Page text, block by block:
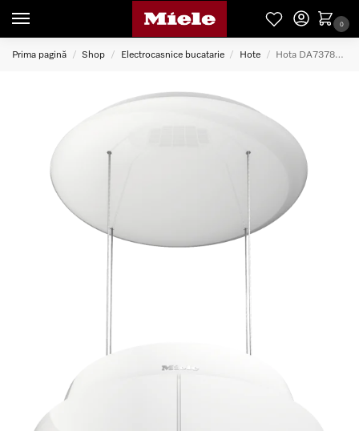
0
Prima pagină / Shop / Electrocasnice bucatarie / Hote / Hota DA7378D D BRWS